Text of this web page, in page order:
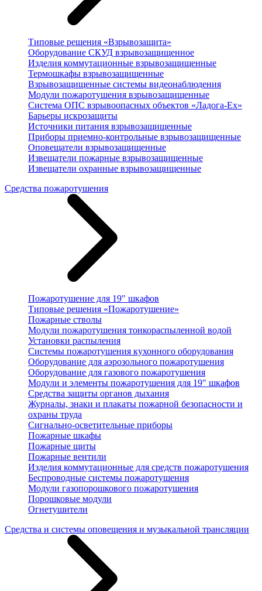
Типовые решения «Взрывозащита»
Оборудование СКУД взрывозащищенное
Изделия коммутационные взрывозащищенные
Термошкафы взрывозащищенные
Взрывозащищенные системы видеонаблюдения
Модули пожаротушения взрывозащищенные
Система ОПС взрывоопасных объектов «Ладога-Ex»
Барьеры искрозащиты
Источники питания взрывозащищенные
Приборы приемно-контрольные взрывозащищенные
Оповещатели взрывозащищенные
Извещатели пожарные взрывозащищенные
Извещатели охранные взрывозащищенные
Средства пожаротушения
Пожаротушение для 19" шкафов
Типовые решения «Пожаротушение»
Пожарные стволы
Модули пожаротушения тонкораспыленной водой
Установки распыления
Системы пожаротушения кухонного оборудования
Оборудование для аэрозольного пожаротушения
Оборудование для газового пожаротушения
Модули и элементы пожаротушения для 19" шкафов
Средства защиты органов дыхания
Журналы, знаки и плакаты пожарной безопасности и
охраны труда
Сигнально-осветительные приборы
Пожарные шкафы
Пожарные щиты
Пожарные вентили
Изделия коммутационные для средств пожаротушения
Беспроводные системы пожаротушения
Модули газопорошкового пожаротушения
Порошковые модули
Огнетушители
Средства и системы оповещения и музыкальной трансляции